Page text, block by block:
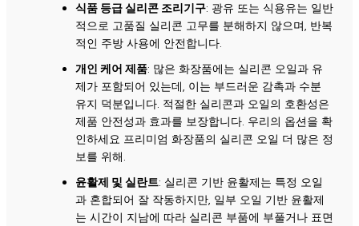
식품 등급 실리콘 조리기구: 광유 또는 식용유는 일반
적으로 고품질 실리콘 고무를 분해하지 않으며, 반복
적인 주방 사용에 안전합니다.
개인 케어 제품: 많은 화장품에는 실리콘 오일과 유
제가 포함되어 있는데, 이는 부드러운 감촉과 수분
유지 덕분입니다. 적절한 실리콘과 오일의 호환성은
제품 안전성과 효과를 보장합니다. 우리의 옵션을 확
인하세요 프리미엄 화장품의 실리콘 오일 더 많은 정
보를 위해.
윤활제 및 실란트: 실리콘 기반 윤활제는 특정 오일
과 혼합되어 잘 작동하지만, 일부 오일 기반 윤활제
는 시간이 지남에 따라 실리콘 부품에 부풀거나 표면